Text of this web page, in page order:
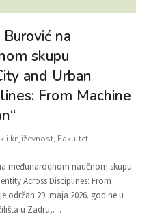
na
skupu
and Urban
From Machine
i književnost, Fakultet
međunarodnom naučnom skupu
Across Disciplines: From
održan 29. maja 2026. godine u
u Zadru,…